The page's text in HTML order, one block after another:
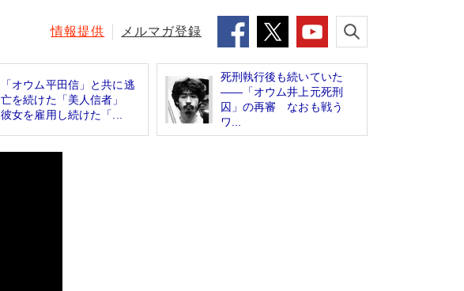
情報提供 メルマガ登録
「オウム平田信」と共に逃
亡を続けた「美人信者」
彼女を雇用し続けた「...
死刑執行後も続いていた
――「オウム井上元死刑
囚」の再審 なおも戦う
ワ...